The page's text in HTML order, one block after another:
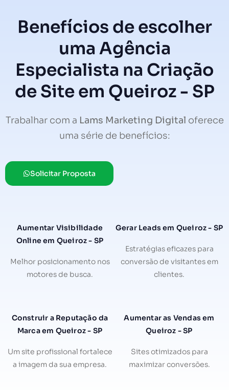
Benefícios de escolher
uma Agência
Especialista na Criação
de Site em Queiroz - SP
Trabalhar com a Lams Marketing Digital oferece
uma série de benefícios:
Solicitar Proposta
Aumentar Visibilidade
Online em Queiroz - SP
Melhor posicionamento nos
motores de busca.
Gerar Leads em Queiroz - SP
Estratégias eficazes para
conversão de visitantes em
clientes.
Construir a Reputação da
Marca em Queiroz - SP
Um site profissional fortalece
a imagem da sua empresa.
Aumentar as Vendas em
Queiroz - SP
Sites otimizados para
maximizar conversões.